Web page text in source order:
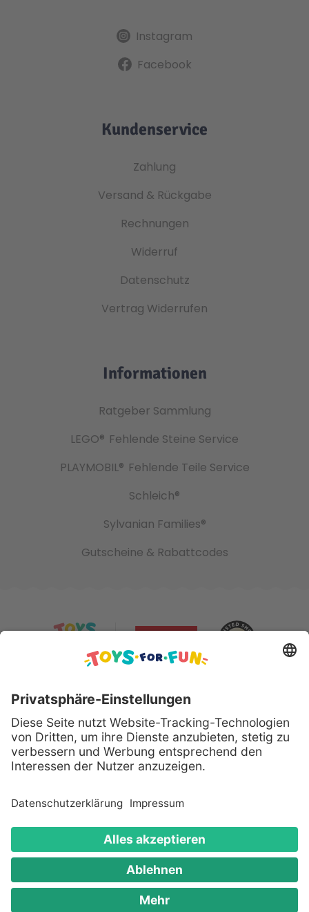
Instagram
Facebook
Kundenservice
Zahlung
Versand & Rückgabe
Rechnungen
Widerruf
Datenschutz
Vertrag Widerrufen
Informationen
Ratgeber Sammlung
LEGO® Fehlende Steine Service
PLAYMOBIL® Fehlende Teile Service
Schleich®
Sylvanian Families®
Gutscheine & Rabattcodes
Sicher bezahlen mit:
Alle genannten Produkte und Logos sind eingetragene
Warenzeichen der jeweiligen Hersteller.
Copyright © 2008 - 2026 Toys for Fun GmbH - Alle
Rechte vorbehalten